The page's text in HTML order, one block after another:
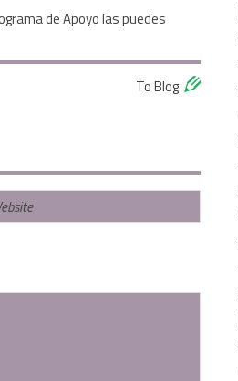
de Apoyo las puedes
To Blog